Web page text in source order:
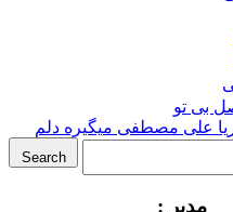
میگیره دلم